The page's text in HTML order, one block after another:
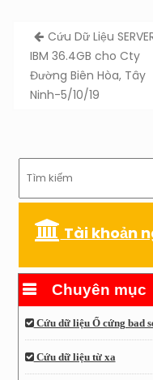
Post
navigation
Cứu Dữ Liệu
IBM 36.4GB cho Cty
Đường Biên Hòa, Tây
Ninh-5/10/19
Tài khoản
Chuyên mục
Cứu dữ liệu Ổ cứng bad
Cứu dữ liệu từ xa